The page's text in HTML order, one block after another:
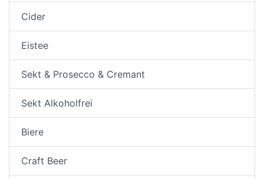
Cider
Eistee
Sekt & Prosecco & Cremant
Sekt Alkoholfrei
Biere
Craft Beer